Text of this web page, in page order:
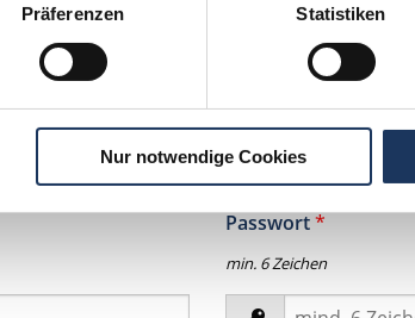
Präferenzen Statistiken
Nur notwendige Cookies
WhatsApp
Ihrem
Passwort*
min. 6 Zeichen